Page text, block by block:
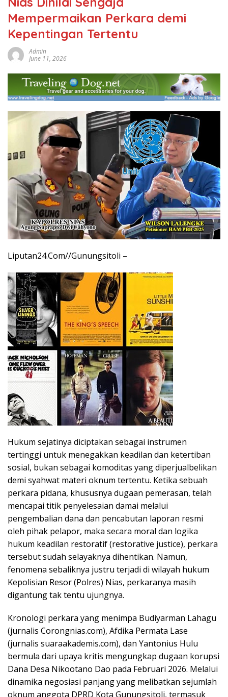
Mempermaikan Perkara demi
Kepentingan Tertentu
Admin
June 11, 2026
Liputan24.Com//Gunungsitoli –
Hukum sejatinya diciptakan sebagai instrumen
tertinggi untuk menegakkan keadilan dan ketertiban
sosial, bukan sebagai komoditas yang diperjualbelikan
demi syahwat materi oknum tertentu. Ketika sebuah
perkara pidana, khususnya dugaan pemerasan, telah
mencapai titik penyelesaian damai melalui
pengembalian dana dan pencabutan laporan resmi
oleh pihak pelapor, maka secara moral dan logika
hukum keadilan restoratif (restorative justice), perkara
tersebut sudah selayaknya dihentikan. Namun,
fenomena sebaliknya justru terjadi di wilayah hukum
Kepolisian Resor (Polres) Nias, perkaranya masih
digantung tak tentu ujungnya.
Kronologi perkara yang menimpa Budiyarman Lahagu
(jurnalis Corongnias.com), Afdika Permata Lase
(jurnalis suaraakademis.com), dan Yantonius Hulu
bermula dari upaya kritis mengungkap dugaan korupsi
Dana Desa Nikootano Dao pada Februari 2026. Melalui
dinamika negosiasi panjang yang melibatkan sejumlah
oknum anggota DPRD Kota Gunungsitoli, termasuk